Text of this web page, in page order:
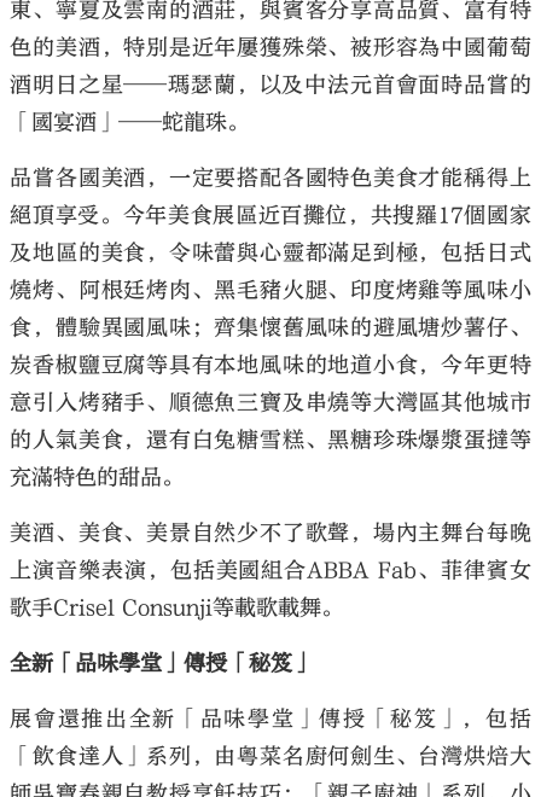
東、寧夏及雲南的酒莊，與賓客分享高品質、富有特
色的美酒，特別是近年屢獲殊榮、被形容為中國葡萄
酒明日之星──瑪瑟蘭，以及中法元首會面時品嘗的
「國宴酒」──蛇龍珠。
品嘗各國美酒，一定要搭配各國特色美食才能稱得上
絕頂享受。今年美食展區近百攤位，共搜羅17個國家
及地區的美食，令味蕾與心靈都滿足到極，包括日式
燒烤、阿根廷烤肉、黑毛豬火腿、印度烤雞等風味小
食，體驗異國風味；齊集懷舊風味的避風塘炒薯仔、
炭香椒鹽豆腐等具有本地風味的地道小食，今年更特
意引入烤豬手、順德魚三寶及串燒等大灣區其他城市
的人氣美食，還有白兔糖雪糕、黑糖珍珠爆漿蛋撻等
充滿特色的甜品。
美酒、美食、美景自然少不了歌聲，場內主舞台每晚
上演音樂表演，包括美國組合ABBA Fab、菲律賓女
歌手Crisel Consunji等載歌載舞。
全新「品味學堂」傳授「秘笈」
展會還推出全新「品味學堂」傳授「秘笈」，包括
「飲食達人」系列，由粵菜名廚何劍生、台灣烘焙大